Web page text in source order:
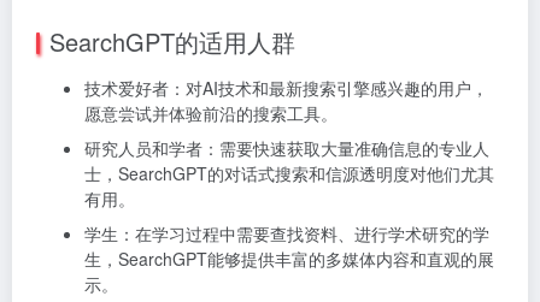
SearchGPT的适用人群
技术爱好者：对AI技术和最新搜索引擎感兴趣的用户，
愿意尝试并体验前沿的搜索工具。
研究人员和学者：需要快速获取大量准确信息的专业人
士，SearchGPT的对话式搜索和信源透明度对他们尤其
有用。
学生：在学习过程中需要查找资料、进行学术研究的学
生，SearchGPT能够提供丰富的多媒体内容和直观的展
示。